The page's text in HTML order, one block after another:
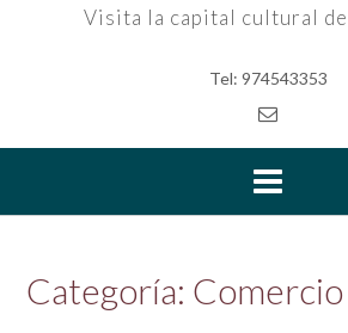
Visita la capital cultural
Tel: 974543353
Categoría: Comercio